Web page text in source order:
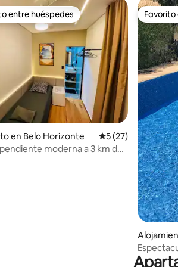
huéspedes preferido
entre huéspedes
en Belo Horizonte Calificación
5 (27)
moderna a 3 km del